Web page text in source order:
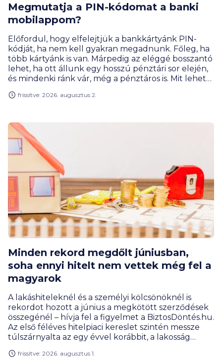
Megmutatja a PIN-kódomat a banki
mobilappom?
Előfordul, hogy elfelejtjük a bankkártyánk PIN-
kódját, ha nem kell gyakran megadnunk. Főleg, ha
több kártyánk is van. Márpedig az eléggé bosszantó
lehet, ha ott állunk egy hosszú pénztári sor elején,
és mindenki ránk vár, még a pénztáros is. Mit lehet
frissítve: 2026. augusztus 2.
Minden rekord megdőlt júniusban,
soha ennyi hitelt nem vettek még fel a
magyarok
A lakáshiteleknél és a személyi kölcsönöknél is
rekordot hozott a június a megkötött szerződések
összegénél – hívja fel a figyelmet a BiztosDöntés.hu.
Az első féléves hitelpiaci kereslet szintén messze
túlszárnyalta az egy évvel korábbit, a lakosság
milliárd forint közelében mozog.
frissítve: 2026. augusztus 1.